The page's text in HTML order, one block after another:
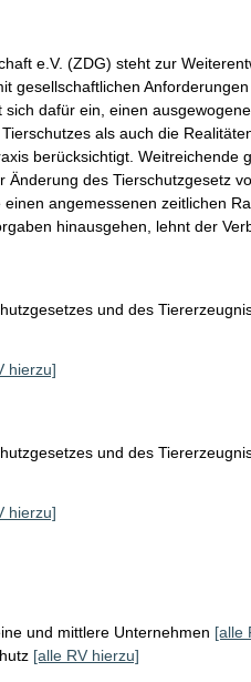
e.V. (ZDG) steht zur
gesellschaftlichen
dafür ein, einen
als auch die
berücksichtigt. Weitreichende
des Tierschutzgesetz
angemessenen zeitlichen
hinausgehen, lehnt der
und des
hierzu]
und des
hierzu]
und mittlere Unternehmen [alle
[alle RV hierzu]